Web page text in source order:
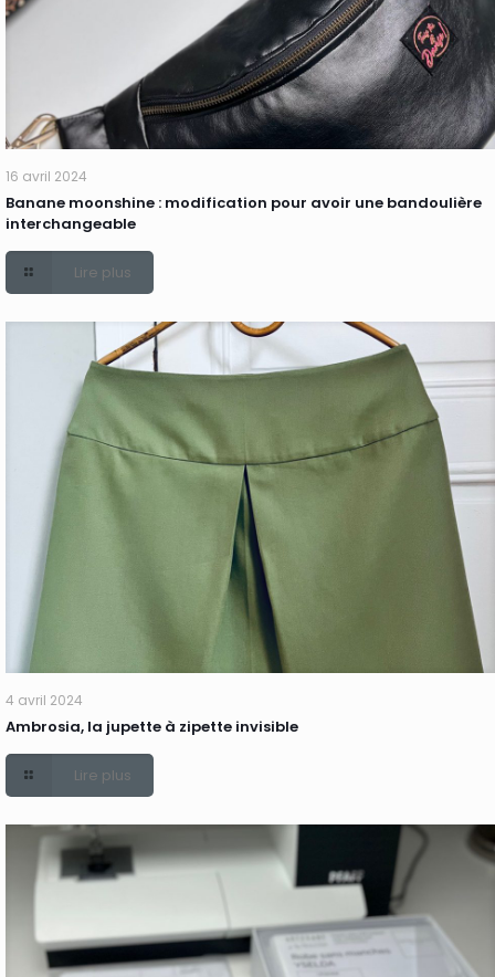
16 avril 2024
Banane moonshine : modification pour avoir une bandoulière
interchangeable
Lire plus
4 avril 2024
Ambrosia, la jupette à zipette invisible
Lire plus